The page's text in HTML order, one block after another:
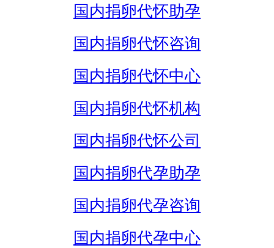
国内捐卵代怀助孕
国内捐卵代怀咨询
国内捐卵代怀中心
国内捐卵代怀机构
国内捐卵代怀公司
国内捐卵代孕助孕
国内捐卵代孕咨询
国内捐卵代孕中心